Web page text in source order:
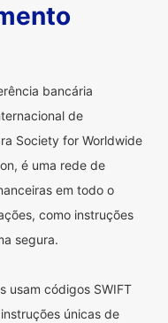
bancária
de
Society for Worldwide
é uma rede de
em todo o
como instruções
segura.
usam códigos SWIFT
únicas de